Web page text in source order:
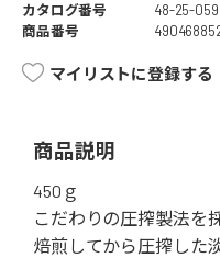
カタログ番号
48-25-
商品番号
マイリストに登録する
商品説明
450ｇ
こだわりの圧搾製法を
焙煎してから圧搾した